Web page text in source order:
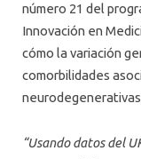
número 21 del
Innovación en
cómo la variación
comorbilidades
“Usando datos del